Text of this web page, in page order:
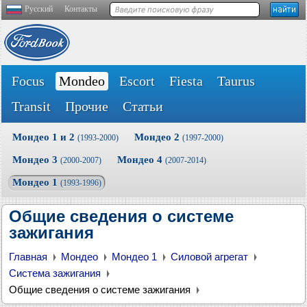
Русский Контакты
Focus Mondeo Escort Fiesta
Taurus
Transit
Прочие Статьи
Мондео 1 и 2 (1993-2000) Мондео 2 (1997-2000)
Мондео 3 (2000-2007) Мондео 4 (2007-2014)
Мондео 1 (1993-1996)
Общие сведения о системе
зажигания
Главная Мондео Мондео 1
Силовой агрегат
Система зажигания
Общие сведения о системе зажигания